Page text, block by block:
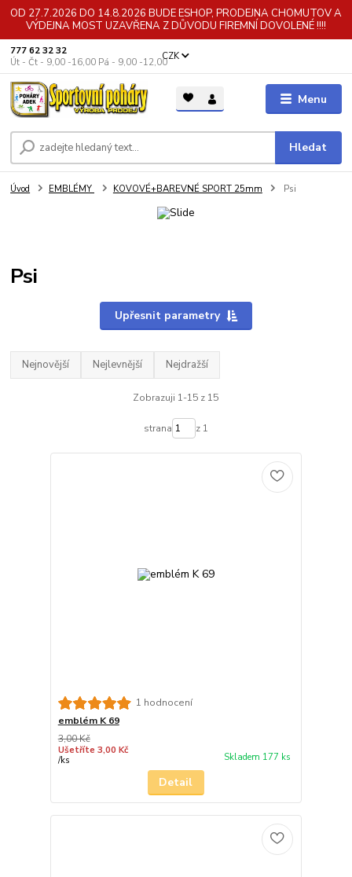
OD 27.7.2026 DO 14.8.2026 BUDE ESHOP, PRODEJNA CHOMUTOV A
VÝDEJNA MOST UZAVŘENA Z DŮVODU FIREMNÍ DOVOLENÉ !!!!
Menu
CZK
Hledat
777 62 32 32
Út - Čt - 9,00 -16,00 Pá - 9,00 -12,00
Úvod EMBLÉMY KOVOVÉ+BAREVNÉ SPORT 25mm Psi
Psi
Upřesnit parametry
Nejnovější Nejlevnější Nejdražší
Zobrazuji 1-15 z 15
strana z 1
1 hodnocení
emblém K 69
3,00 Kč
Ušetříte 3,00 Kč
/ks Skladem 177 ks
Detail